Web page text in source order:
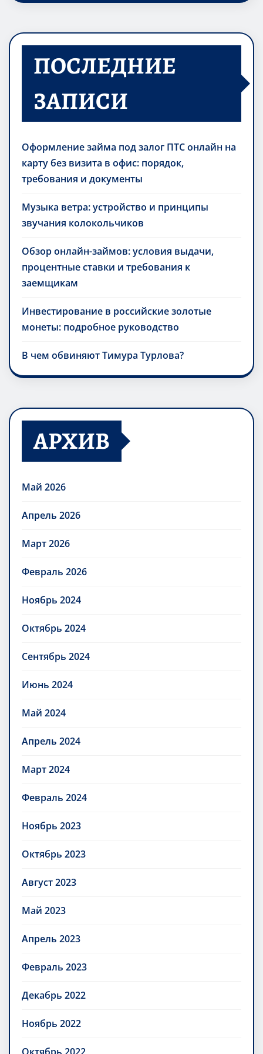
ПОСЛЕДНИЕ
ЗАПИСИ
Оформление займа под залог ПТС онлайн на
карту без визита в офис: порядок,
требования и документы
Музыка ветра: устройство и принципы
звучания колокольчиков
Обзор онлайн-займов: условия выдачи,
процентные ставки и требования к
заемщикам
Инвестирование в российские золотые
монеты: подробное руководство
В чем обвиняют Тимура Турлова?
АРХИВ
Май 2026
Апрель 2026
Март 2026
Февраль 2026
Ноябрь 2024
Октябрь 2024
Сентябрь 2024
Июнь 2024
Май 2024
Апрель 2024
Март 2024
Февраль 2024
Ноябрь 2023
Октябрь 2023
Август 2023
Май 2023
Апрель 2023
Февраль 2023
Декабрь 2022
Ноябрь 2022